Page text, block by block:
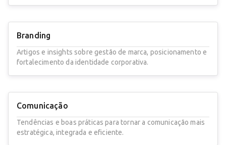
Branding
Artigos e insights sobre gestão de marca, posicionamento e
fortalecimento da identidade corporativa.
Comunicação
Tendências e boas práticas para tornar a comunicação mais
estratégica, integrada e eficiente.